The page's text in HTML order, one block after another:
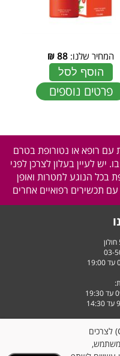
המחיר שלנו: 88
₪
הוסף לסל
פרטים נוספים
עם רופא או נטורופת בטרם
יש לעיין בעלון לצרכן לפני
בכל הנוגע למטרות ואופן
תכשירים רפואיים אחרים
03-
האתר עושה שימוש בקובצי עוגיות (Cookies) לצרכים